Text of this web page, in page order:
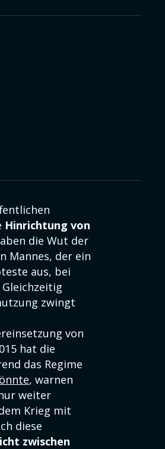
Hinrichtung von
die Wut der
Mannes, der ein
aus, bei
zwingt
von
hat die
das Regime
, warnen
weiter
Krieg mit
diese
zwischen